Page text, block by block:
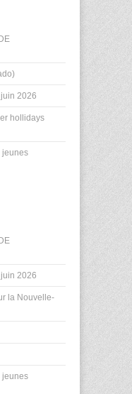
2026
hollidays
jeunes
2026
la Nouvelle-
jeunes